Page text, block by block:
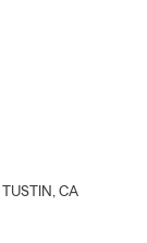
TUSTIN , CA